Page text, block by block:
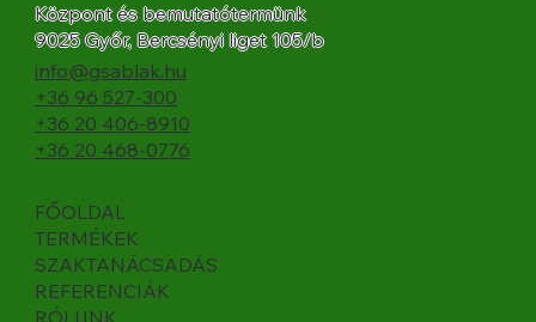
Központ és bemutatótermünk
9025 Győr, Bercsényi liget 105/b
info@gsablak.hu
+36 96 527-300
+36 20 406-8910
+36 20 468-0776
FŐOLDAL
TERMÉKEK
SZAKTANÁCSADÁS
REFERENCIÁK